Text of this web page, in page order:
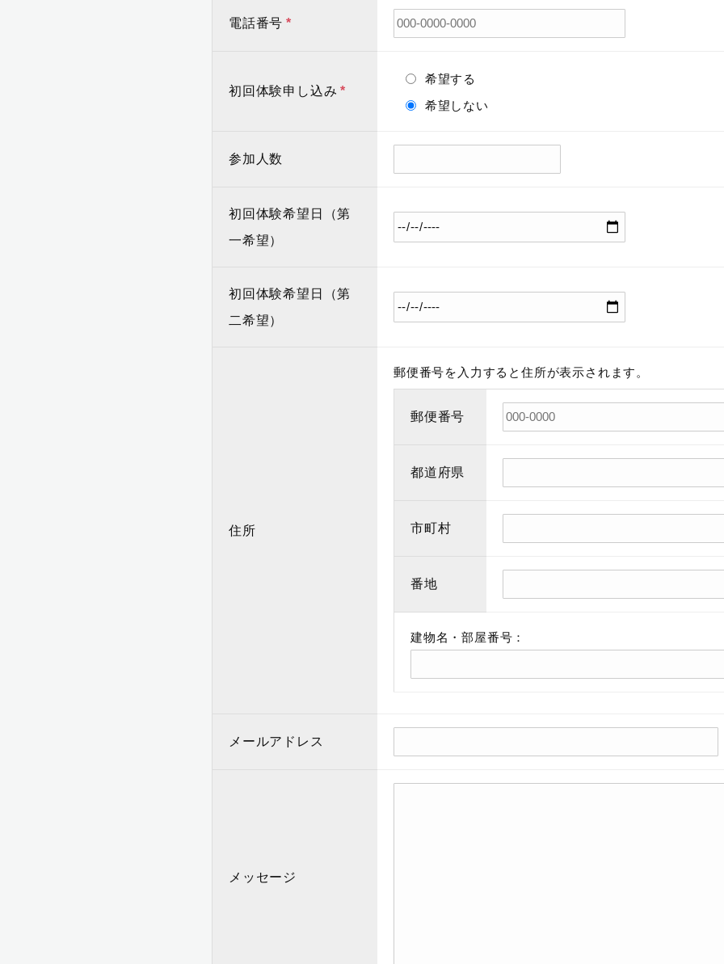
電話番号 *
初回体験申し込み *
希望する
希望しない
参加人数
初回体験希望日（第
一希望）
初回体験希望日（第
二希望）
住所
郵便番号を入力すると住所が表示されます。
郵便番号
都道府県
市町村
番地
建物名・部屋番号 ：
メールアドレス
メッセージ